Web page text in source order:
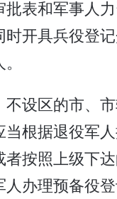
批表和军事人
时开具兵役登
不设区的市、
当根据退役军
按照上级下
办理预备役登